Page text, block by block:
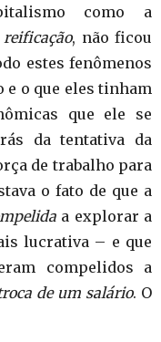
como a
reificação, não ficou
estes fenômenos
o que eles tinham
que ele se
da tentativa da
de trabalho para
o fato de que a
a explorar a
lucrativa – e que
compelidos a
de um salário. O